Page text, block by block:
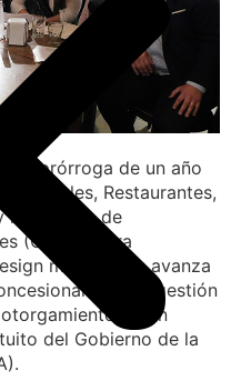
la prórroga de un año
Hoteles, Restaurantes,
la Cámara de
(CEMA) para
mientras se avanza
Esta gestión
de un
del Gobierno de la